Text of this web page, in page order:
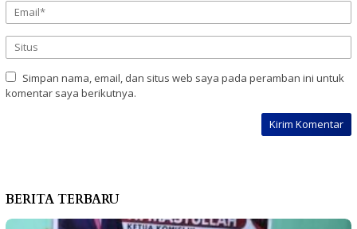
Simpan nama, email, dan situs web saya pada peramban ini untuk
komentar saya berikutnya.
BERITA TERBARU